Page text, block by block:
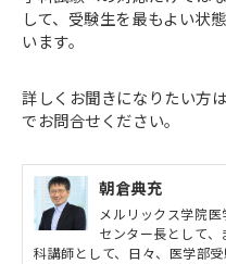
して、受験生を最もよい状
います。
詳しくお聞きになりたい方は
でお問合せください。
朝倉典充
メルリックス学院
センター長として
科講師として、日々、医学部